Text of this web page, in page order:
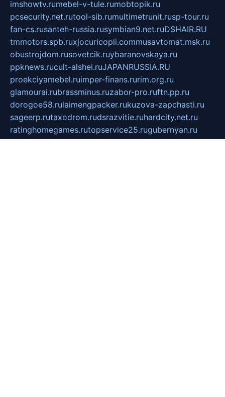
imshowtv.rumebel-v-tule.rumobtopik.ru
pcsecurity.net.rutool-sib.rumultimetrunit.rusp-tour.ru
fan-cs.rusanteh-russia.rusymbian9.net.ruDSHAIR.RU
tmmotors.spb.ruxjocuricopii.commusavtomat.msk.ru
obustrojdom.rusovetcik.ruybaranovskaya.ru
ppknews.rucult-alshei.ruJAPANRUSSIA.RU
proekciyamebel.ruimper-finans.rurim.org.ru
glamourai.rubrassminus.ruzabor-pro.ruftn.pp.ru
dorogoe58.rulaimengpacker.rukuzova-zapchasti.ru
sageerp.rutaxodrom.rudsrazvitie.ruhardcity.net.ru
ratinghomegames.rutopservice25.rugubernyan.ru
gtglasslined.ruii4.rutssport.spb.ruandorra24.com